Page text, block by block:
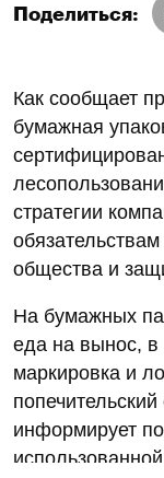
Поделиться:
Как сообщает
бумажная
стратегии
общества и
На бумажных
еда на вынос, в
маркировка и
информирует